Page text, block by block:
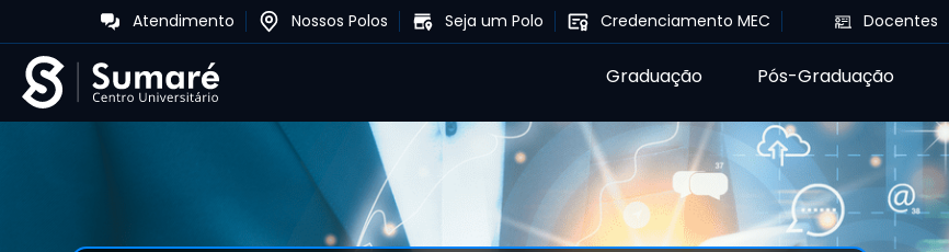
Atendimento Nossos Polos Seja um Polo Credenciamento MEC Docentes
Graduação Pós-Graduação